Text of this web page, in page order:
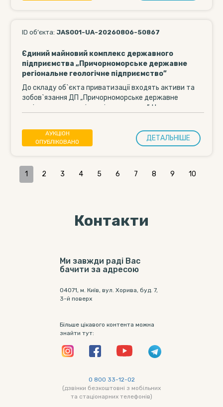
ID об’єкта: JAS001-UA-20260806-50867
Єдиний майновий комплекс державного
підприємства „Причорноморське державне
регіональне геологічне підприємство”
До складу об`єкта приватизації входять активи та
зобов`язання ДП „Причорноморське державне
регіональне геологічне підприємство”. Нерухоме
АУКЦІОН
ОПУБЛІКОВАНО
ДЕТАЛЬНIШЕ
1 2 3 4 5 6 7 8 9 10
Контакти
Ми завжди раді Вас
бачити за адресою
04071, м. Київ, вул. Хорива, буд. 7,
3-й поверх
Більше цікавого контента можна
знайти тут:
0 800 33-12-02
(дзвінки безкоштовні з мобільних
та стаціонарних телефонів)